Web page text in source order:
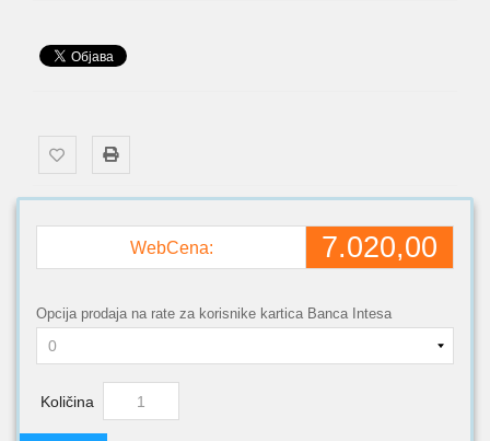
WebCena: 7.020,00
Opcija prodaja na rate za korisnike kartica Banca Intesa
Količina